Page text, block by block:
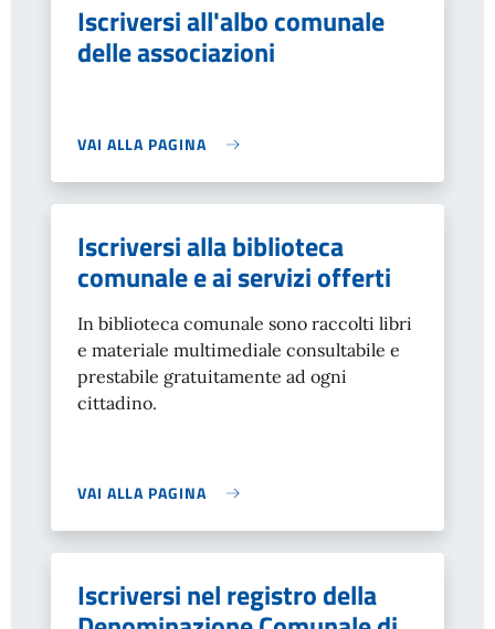
Iscriversi all'albo comunale
delle associazioni
VAI ALLA PAGINA
Iscriversi alla biblioteca
comunale e ai servizi offerti
In biblioteca comunale sono raccolti libri
e materiale multimediale consultabile e
prestabile gratuitamente ad ogni
cittadino.
VAI ALLA PAGINA
Iscriversi nel registro della